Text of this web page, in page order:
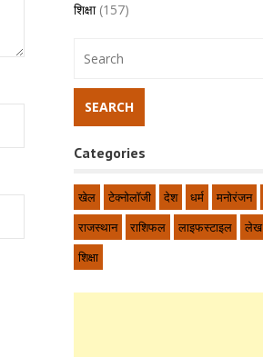
शिक्षा(157)
Categories
खेल टेक्नोलॉजी देश धर्म मनोरंजन
राजस्थान
राशिफल लाइफस्टाइल लेख
शिक्षा